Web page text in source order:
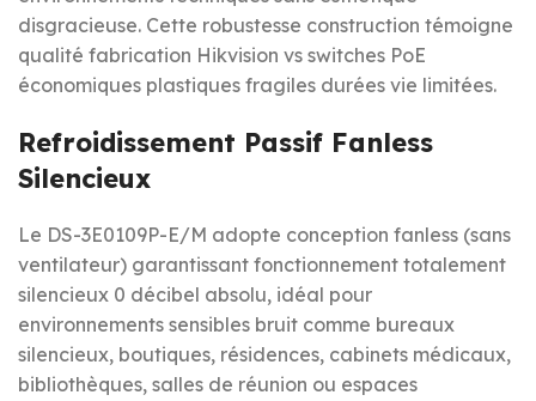
disgracieuse. Cette robustesse construction témoigne
qualité fabrication Hikvision vs switches PoE
économiques plastiques fragiles durées vie limitées.
Refroidissement Passif Fanless
Silencieux
Le DS-3E0109P-E/M adopte conception fanless (sans
ventilateur) garantissant fonctionnement totalement
silencieux 0 décibel absolu, idéal pour
environnements sensibles bruit comme bureaux
silencieux, boutiques, résidences, cabinets médicaux,
bibliothèques, salles de réunion ou espaces